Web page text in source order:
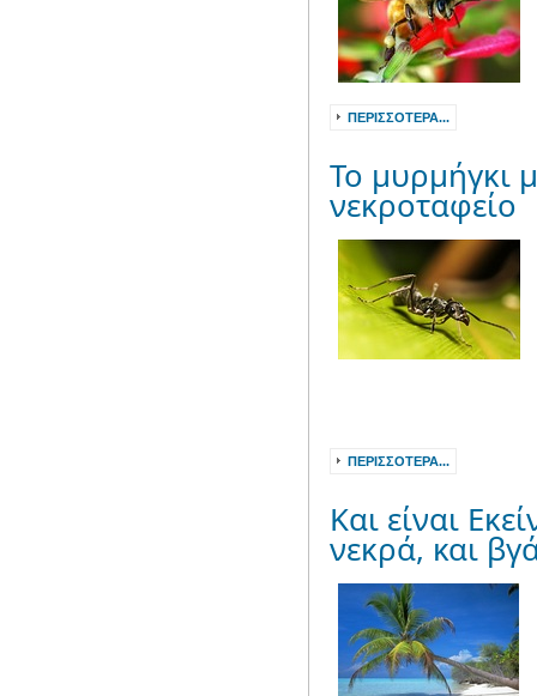
ΠΕΡΙΣΣΌΤΕΡΑ...
Το μυρμήγκι
νεκροταφείο
ΠΕΡΙΣΣΌΤΕΡΑ...
Και είναι
νεκρά, και